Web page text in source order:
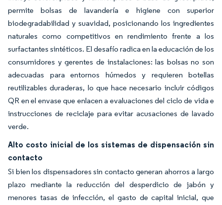
permite bolsas de lavandería e higiene con superior
biodegradabilidad y suavidad, posicionando los ingredientes
naturales como competitivos en rendimiento frente a los
surfactantes sintéticos. El desafío radica en la educación de los
consumidores y gerentes de instalaciones: las bolsas no son
adecuadas para entornos húmedos y requieren botellas
reutilizables duraderas, lo que hace necesario incluir códigos
QR en el envase que enlacen a evaluaciones del ciclo de vida e
instrucciones de reciclaje para evitar acusaciones de lavado
verde.
Alto costo inicial de los sistemas de dispensación sin
contacto
Si bien los dispensadores sin contacto generan ahorros a largo
plazo mediante la reducción del desperdicio de jabón y
menores tasas de infección, el gasto de capital inicial, que